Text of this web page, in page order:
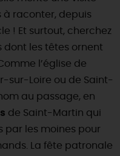
END
à raconter, depuis
! Et surtout, cherchez
dont les têtes ornent
l’église de
sur-Loire ou de Saint-
au passage, en
de Saint-Martin qui
par les moines pour
La fête patronale